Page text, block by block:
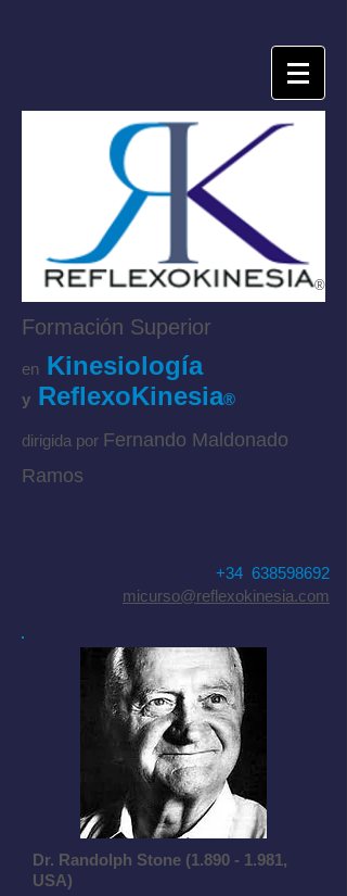
®
Formación Superior
en Kinesiología
y ReflexoKinesia®
dirigida por Fernando Maldonado
Ramos
+34 638598692
micurso@reflexokinesia.com
Dr. Randolph Stone (1.890 - 1.981,
USA)